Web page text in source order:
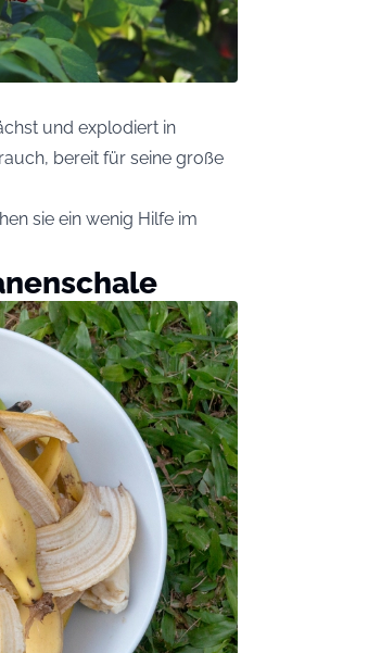
und explodiert in
bereit für seine große
sie ein wenig Hilfe im